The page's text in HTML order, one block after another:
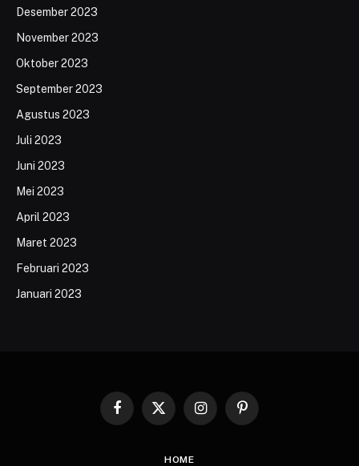
Desember 2023
November 2023
Oktober 2023
September 2023
Agustus 2023
Juli 2023
Juni 2023
Mei 2023
April 2023
Maret 2023
Februari 2023
Januari 2023
Facebook
X
InstagramPinterest
HOME